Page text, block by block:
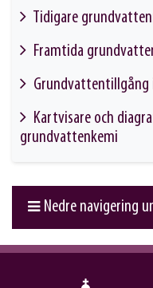
Tidigare
Framtida
Grundvattentillgång
Kartvisare och
grundvattenkemi
Nedre navigering